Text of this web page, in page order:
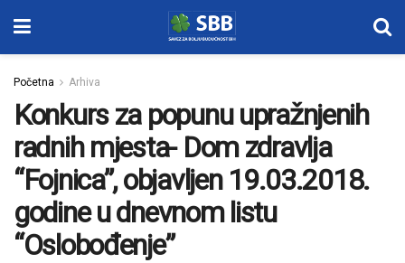
Početna Arhiva
Konkurs za popunu upražnjenih
radnih mjesta- Dom zdravlja
“Fojnica”, objavljen 19.03.2018.
godine u dnevnom listu
“Oslobođenje”